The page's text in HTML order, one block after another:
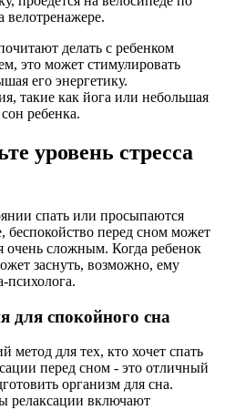
велотренажере.
делать с ребенком
это может стимулировать
его энергетику.
такие как йога или небольшая
ребенка.
уровень стресса
спать или просыпаются
перед сном может
очень сложным. Когда ребенок
заснуть, возможно, ему
психолога.
для спокойного сна
метод для тех, кто хочет спать
перед сном - это отличный
организм для сна.
релаксации включают